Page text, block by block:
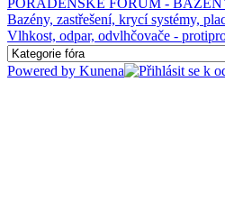
PORADENSKÉ FÓRUM -
Bazény, zastřešení, krycí systémy,
Vlhkost, odpar, odvlhčovače -
Powered by Kunena